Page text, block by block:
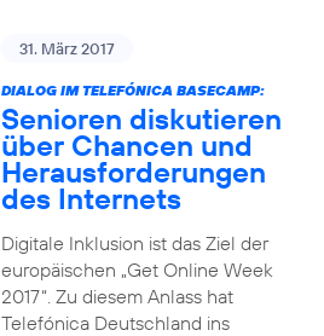
31. März 2017
DIALOG IM TELEFÓNICA BASECAMP:
Senioren diskutieren
über Chancen und
Herausforderungen
des Internets
Digitale Inklusion ist das Ziel der
europäischen „Get Online Week
2017“. Zu diesem Anlass hat
Telefónica Deutschland ins